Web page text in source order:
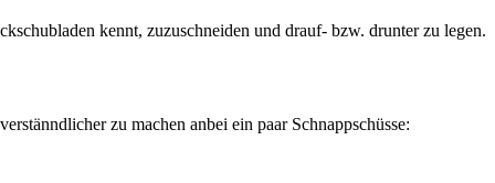
kennt, zuzuschneiden und drauf- bzw. drunter zu legen.
zu machen anbei ein paar Schnappschüsse: